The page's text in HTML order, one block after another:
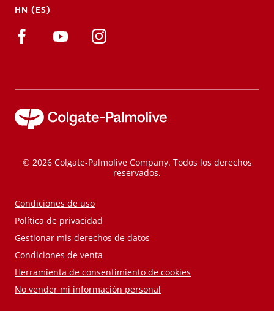
HN (ES)
© 2026 Colgate-Palmolive Company. Todos los derechos
reservados.
Condiciones de uso
Política de privacidad
Gestionar mis derechos de datos
Condiciones de venta
Herramienta de consentimiento de cookies
No vender mi información personal